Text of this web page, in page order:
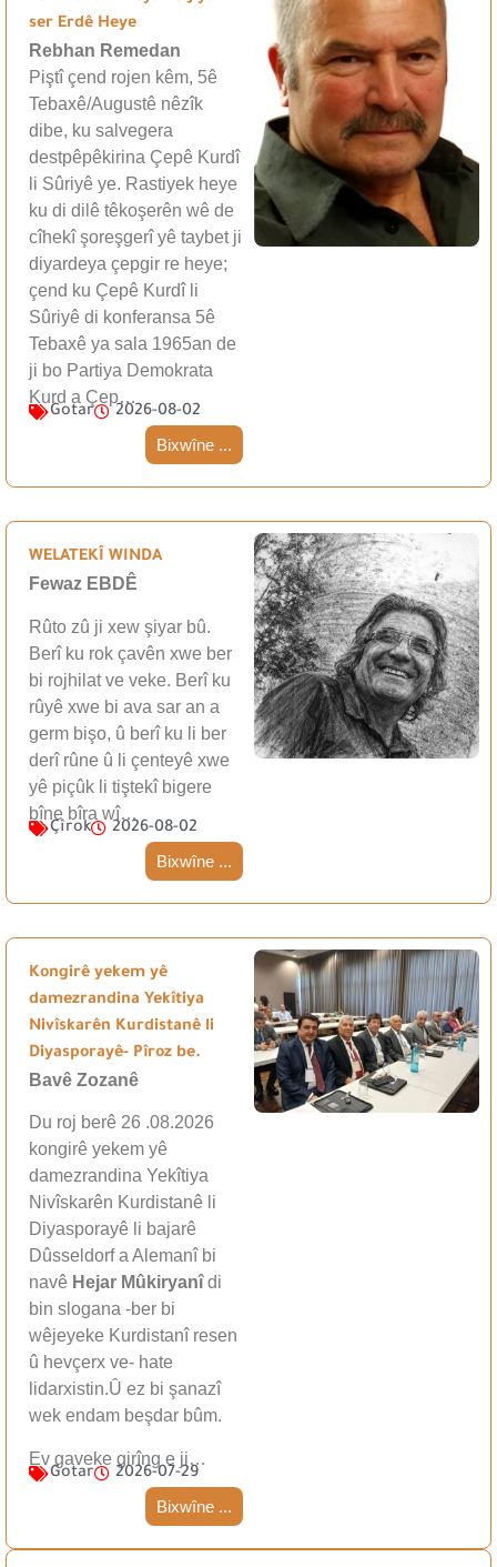
ser Erdê Heye
Rebhan Remedan
Piştî çend rojen kêm, 5ê
Tebaxê/Augustê nêzîk
dibe, ku salvegera
destpêpêkirina Çepê Kurdî
li Sûriyê ye. Rastiyek heye
ku di dilê têkoşerên wê de
cîhekî şoreşgerî yê taybet ji
diyardeya çepgir re heye;
çend ku Çepê Kurdî li
Sûriyê di konferansa 5ê
Tebaxê ya sala 1965an de
ji bo Partiya Demokrata
Kurd a Çep…
Gotar 2026-08-02
Bixwîne ...
WELATEKÎ WINDA
Fewaz EBDÊ
Rûto zû ji xew şiyar bû.
Berî ku rok çavên xwe ber
bi rojhilat ve veke. Berî ku
rûyê xwe bi ava sar an a
germ bişo, û berî ku li ber
derî rûne û li çenteyê xwe
yê piçûk li tiştekî bigere
bîne bîra wî…
Çîrok 2026-08-02
Bixwîne ...
Kongirê yekem yê
damezrandina Yekîtiya
Nivîskarên Kurdistanê li
Diyasporayê- Pîroz be.
Bavê Zozanê
Du roj berê 26 .08.2026
kongirê yekem yê
damezrandina Yekîtiya
Nivîskarên Kurdistanê li
Diyasporayê li bajarê
Dûsseldorf a Alemanî bi
navê Hejar Mûkiryanîdi
bin slogana -ber bi
wêjeyeke Kurdistanî resen
û hevçerx ve- hate
lidarxistin.Û ez bi şanazî
wek endam beşdar bûm.
Ev gaveke girîng e ji…
Gotar 2026-07-29
Bixwîne ...